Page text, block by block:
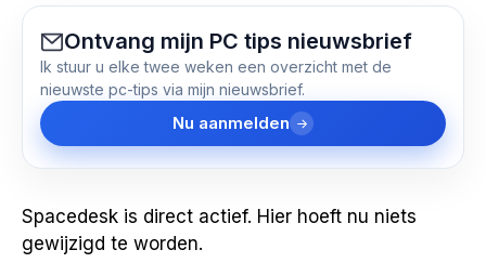
Ontvang mijn PC tips nieuwsbrief
Ik stuur u elke twee weken een overzicht met de
nieuwste pc-tips via mijn nieuwsbrief.
Nu aanmelden
Spacedesk is direct actief. Hier hoeft nu niets
gewijzigd te worden.